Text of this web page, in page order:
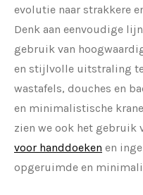
evolutie naar strakkere
Denk aan eenvoudige
gebruik van
en stijlvolle uitstraling
wastafels, douches en
en minimalistische
zien we ook het gebruik
voor handdoeken en
opgeruimde en